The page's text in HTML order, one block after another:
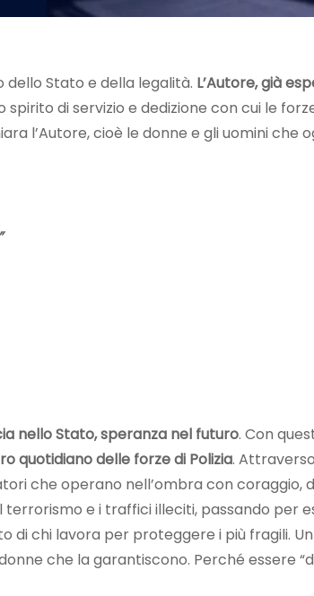
dello Stato e della legalità. L’Autore, già
spirito di servizio e dedizione con cui le
l’Autore, cioè le donne e gli uomini che
nello Stato, speranza nel futuro. Con
quotidiano delle forze di Polizia.
che operano nell’ombra con coraggio,
e i traffici illeciti, passando per
di chi lavora per proteggere i più fragili.
che la garantiscono. Perché essere